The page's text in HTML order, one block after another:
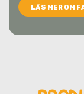
LÄS MER OM